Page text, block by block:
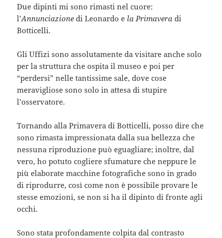
Due dipinti mi sono rimasti nel cuore:
l’Annunciazione di Leonardo e la Primaveradi
Botticelli.
Gli Uffizi sono assolutamente da visitare anche solo
per la struttura che ospita il museo e poi per
“perdersi” nelle tantissime sale, dove cose
meravigliose sono solo in attesa di stupire
l’osservatore.
Tornando alla Primavera di Botticelli, posso dire che
sono rimasta impressionata dalla sua bellezza che
nessuna riproduzione può eguagliare; inoltre, dal
vero, ho potuto cogliere sfumature che neppure le
più elaborate macchine fotografiche sono in grado
di riprodurre, così come non è possibile provare le
stesse emozioni, se non si ha il dipinto di fronte agli
occhi.
Sono stata profondamente colpita dal contrasto